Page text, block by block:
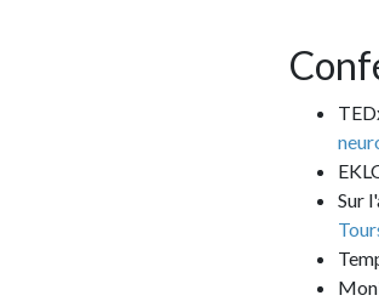
TEDx du
neuroatypique
EKLORE
Sur l'autisme:
Tours le 22
Temple
Monique de